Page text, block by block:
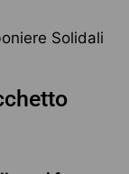
Solidali